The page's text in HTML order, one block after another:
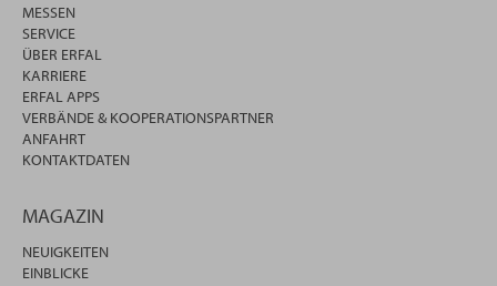
MESSEN
SERVICE
ÜBER ERFAL
KARRIERE
ERFAL APPS
VERBÄNDE & KOOPERATIONSPARTNER
ANFAHRT
KONTAKTDATEN
MAGAZIN
NEUIGKEITEN
EINBLICKE